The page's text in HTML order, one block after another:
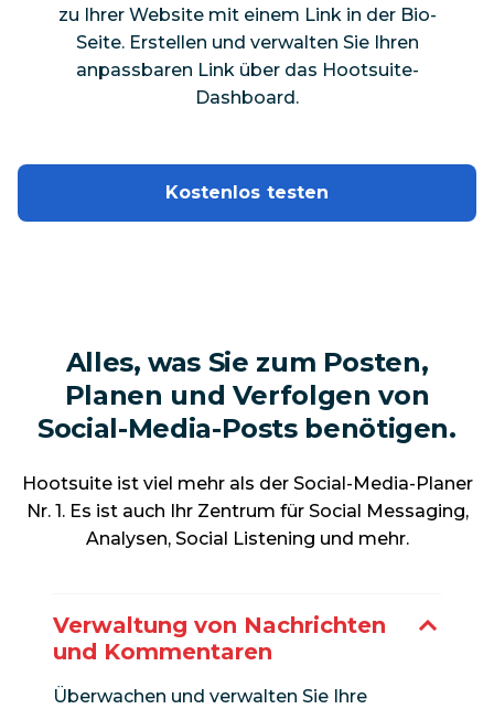
zu Ihrer Website mit einem Link in der Bio-
Seite. Erstellen und verwalten Sie Ihren
anpassbaren Link über das Hootsuite-
Dashboard.
Kostenlos testen
Alles, was Sie zum Posten,
Planen und Verfolgen von
Social-Media-Posts benötigen.
Hootsuite ist viel mehr als der Social-Media-Planer
Nr. 1. Es ist auch Ihr Zentrum für Social Messaging,
Analysen, Social Listening und mehr.
Verwaltung von Nachrichten
und Kommentaren
Überwachen und verwalten Sie Ihre